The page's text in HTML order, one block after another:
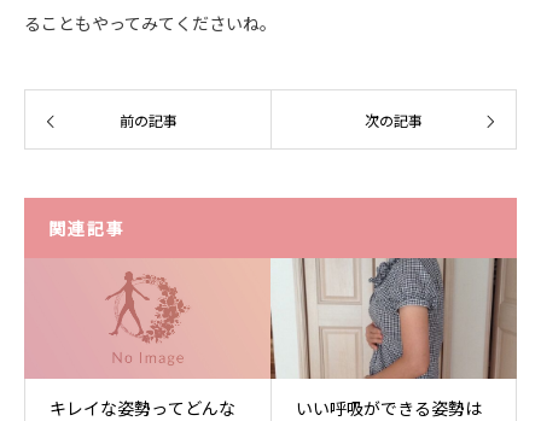
ることもやってみてくださいね。
前の記事 次の記事
関連記事
キレイな姿勢ってどんな
いい呼吸ができる姿勢は